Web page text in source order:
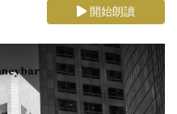
開始朗讀